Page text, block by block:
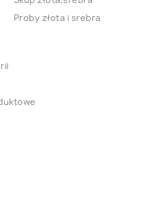
Proby złota i srebra